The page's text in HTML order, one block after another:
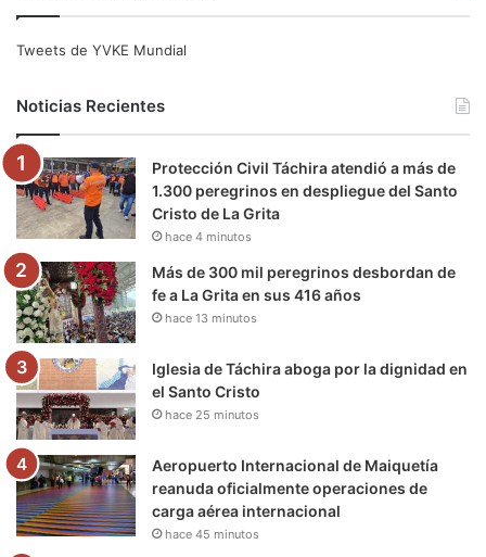
e
o
o
k
t
e
r
b
e
g
r
a
m
r
a
k
Tweets de YVKE Mundial
Noticias Recientes
Protección Civil Táchira atendió a más de
1.300 peregrinos en despliegue del Santo
Cristo de La Grita
hace 4 minutos
Más de 300 mil peregrinos desbordan de
fe a La Grita en sus 416 años
hace 13 minutos
Iglesia de Táchira aboga por la dignidad en
el Santo Cristo
hace 25 minutos
Aeropuerto Internacional de Maiquetía
reanuda oficialmente operaciones de
carga aérea internacional
hace 45 minutos